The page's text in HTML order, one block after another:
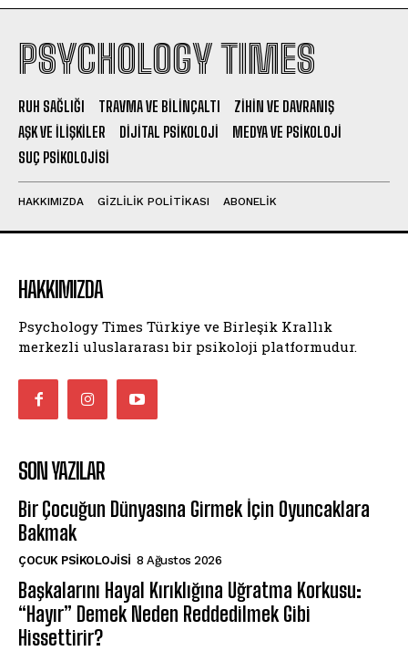
PSYCHOLOGY TIMES
RUH SAĞLIĞI TRAVMA VE BILINÇALTI
ZIHIN VE DAVRANIŞ
AŞK VE İLIŞKILER
DIJITAL PSIKOLOJI
MEDYA VE PSIKOLOJI
SUÇ PSIKOLOJISI
HAKKIMIZDA GIZLILIK POLITIKASI ABONELIK
HAKKIMIZDA
Psychology Times Türkiye ve Birleşik Krallık
merkezli uluslararası bir psikoloji platformudur.
SON YAZILAR
Bir Çocuğun Dünyasına Girmek İçin Oyuncaklara
Bakmak
ÇOCUK PSIKOLOJISI 8 Ağustos 2026
Başkalarını Hayal Kırıklığına Uğratma Korkusu:
“Hayır” Demek Neden Reddedilmek Gibi
Hissettirir?